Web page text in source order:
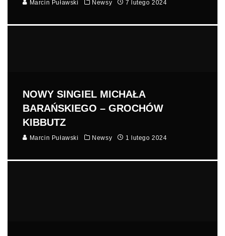
Marcin Puławski Newsy 7 lutego 2024
NOWY SINGIEL MICHAŁA
BARAŃSKIEGO – GROCHÓW
KIBBUTZ
Marcin Puławski Newsy 1 lutego 2024